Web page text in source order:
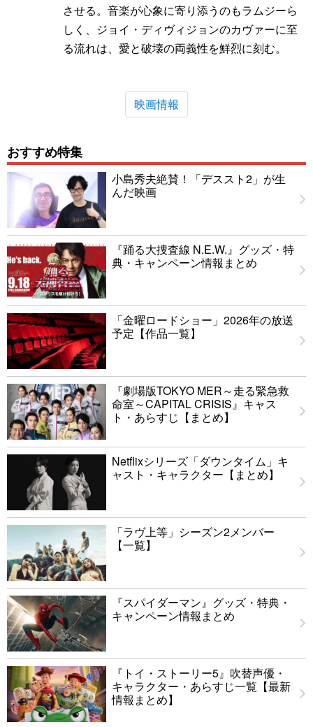
させる。音楽が心象に寄り添うのもラムジーら
しく、ジョイ・ディヴィジョンのカヴァーに至
る流れは、愛と破壊の両義性を鮮烈に刻む。
映画情報
おすすめ特集
小島秀夫絶賛！「デススト2」が生
んだ映画
『踊る大捜査線 N.E.W.』グッズ・特
典・キャンペーン情報まとめ
「金曜ロードショー」2026年の放送
予定【作品一覧】
『劇場版TOKYO MER～走る緊急救
命室～CAPITAL CRISIS』キャス
ト・あらすじ【まとめ】
Netflixシリーズ「ダウンタイム」キ
ャスト・キャラクター【まとめ】
「ラヴ上等」シーズン2メンバー
【一覧】
『スパイダーマン』グッズ・特典・
キャンペーン情報まとめ
『トイ・ストーリー5』吹替声優・
キャラクター・あらすじ一覧【最新
情報まとめ】